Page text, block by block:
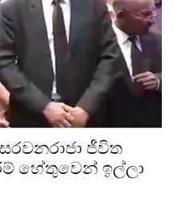
ජීවිත
හේතුවෙන් ඉල්ලා